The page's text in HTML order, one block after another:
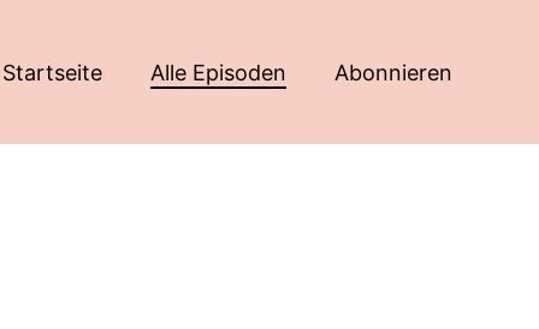
Startseite Alle Episoden Abonnieren